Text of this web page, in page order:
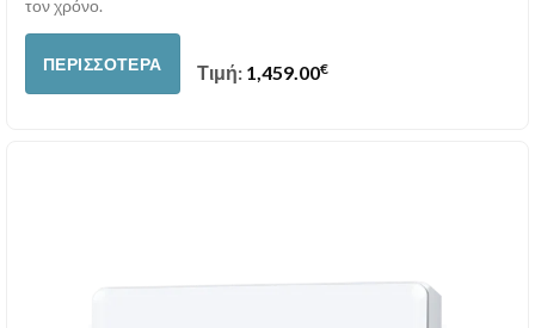
τον χρόνο.
ΠΕΡΙΣΣΌΤΕΡΑ Τιμή: 1,459.00€